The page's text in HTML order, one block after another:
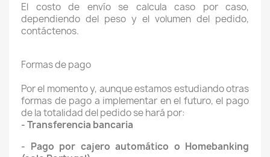
El costo de envío se calcula caso por caso,
dependiendo del peso y el volumen del pedido,
contáctenos.
Formas de pago
Por el momento y, aunque estamos estudiando otras
formas de pago a implementar en el futuro, el pago
de la totalidad del pedido se hará por:
- Transferencia bancaria
- Pago por cajero automático o Homebanking